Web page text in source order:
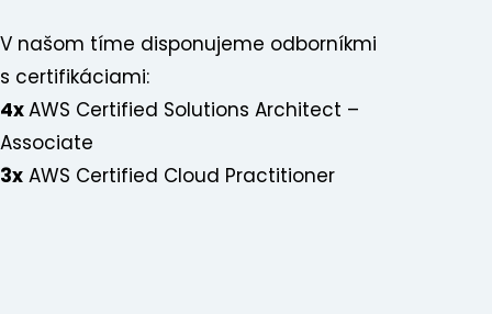
V našom tíme disponujeme odborníkmi
s certifikáciami:
4xAWS Certified Solutions Architect –
Associate
3x AWS Certified Cloud Practitioner